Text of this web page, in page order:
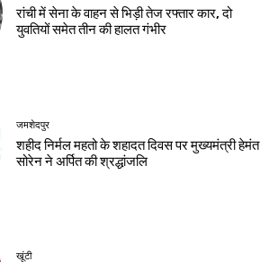
झारखंड न्यूज़
10 अगस्त को विधानसभा